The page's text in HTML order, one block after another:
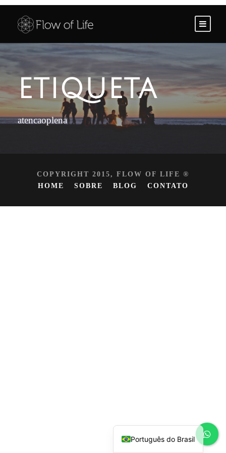
ETIQUETA
atencaoplena
COPYRIGHT 2015, FLOW OF LIFE ®
HOME
SOBRE BLOG CONTATO
Português do Brasil